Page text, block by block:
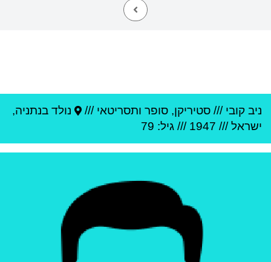
ניב קובי /// סטיריקן, סופר ותסריטאי /// נולד בנתניה,
ישראל///
1947 /// גיל: 79